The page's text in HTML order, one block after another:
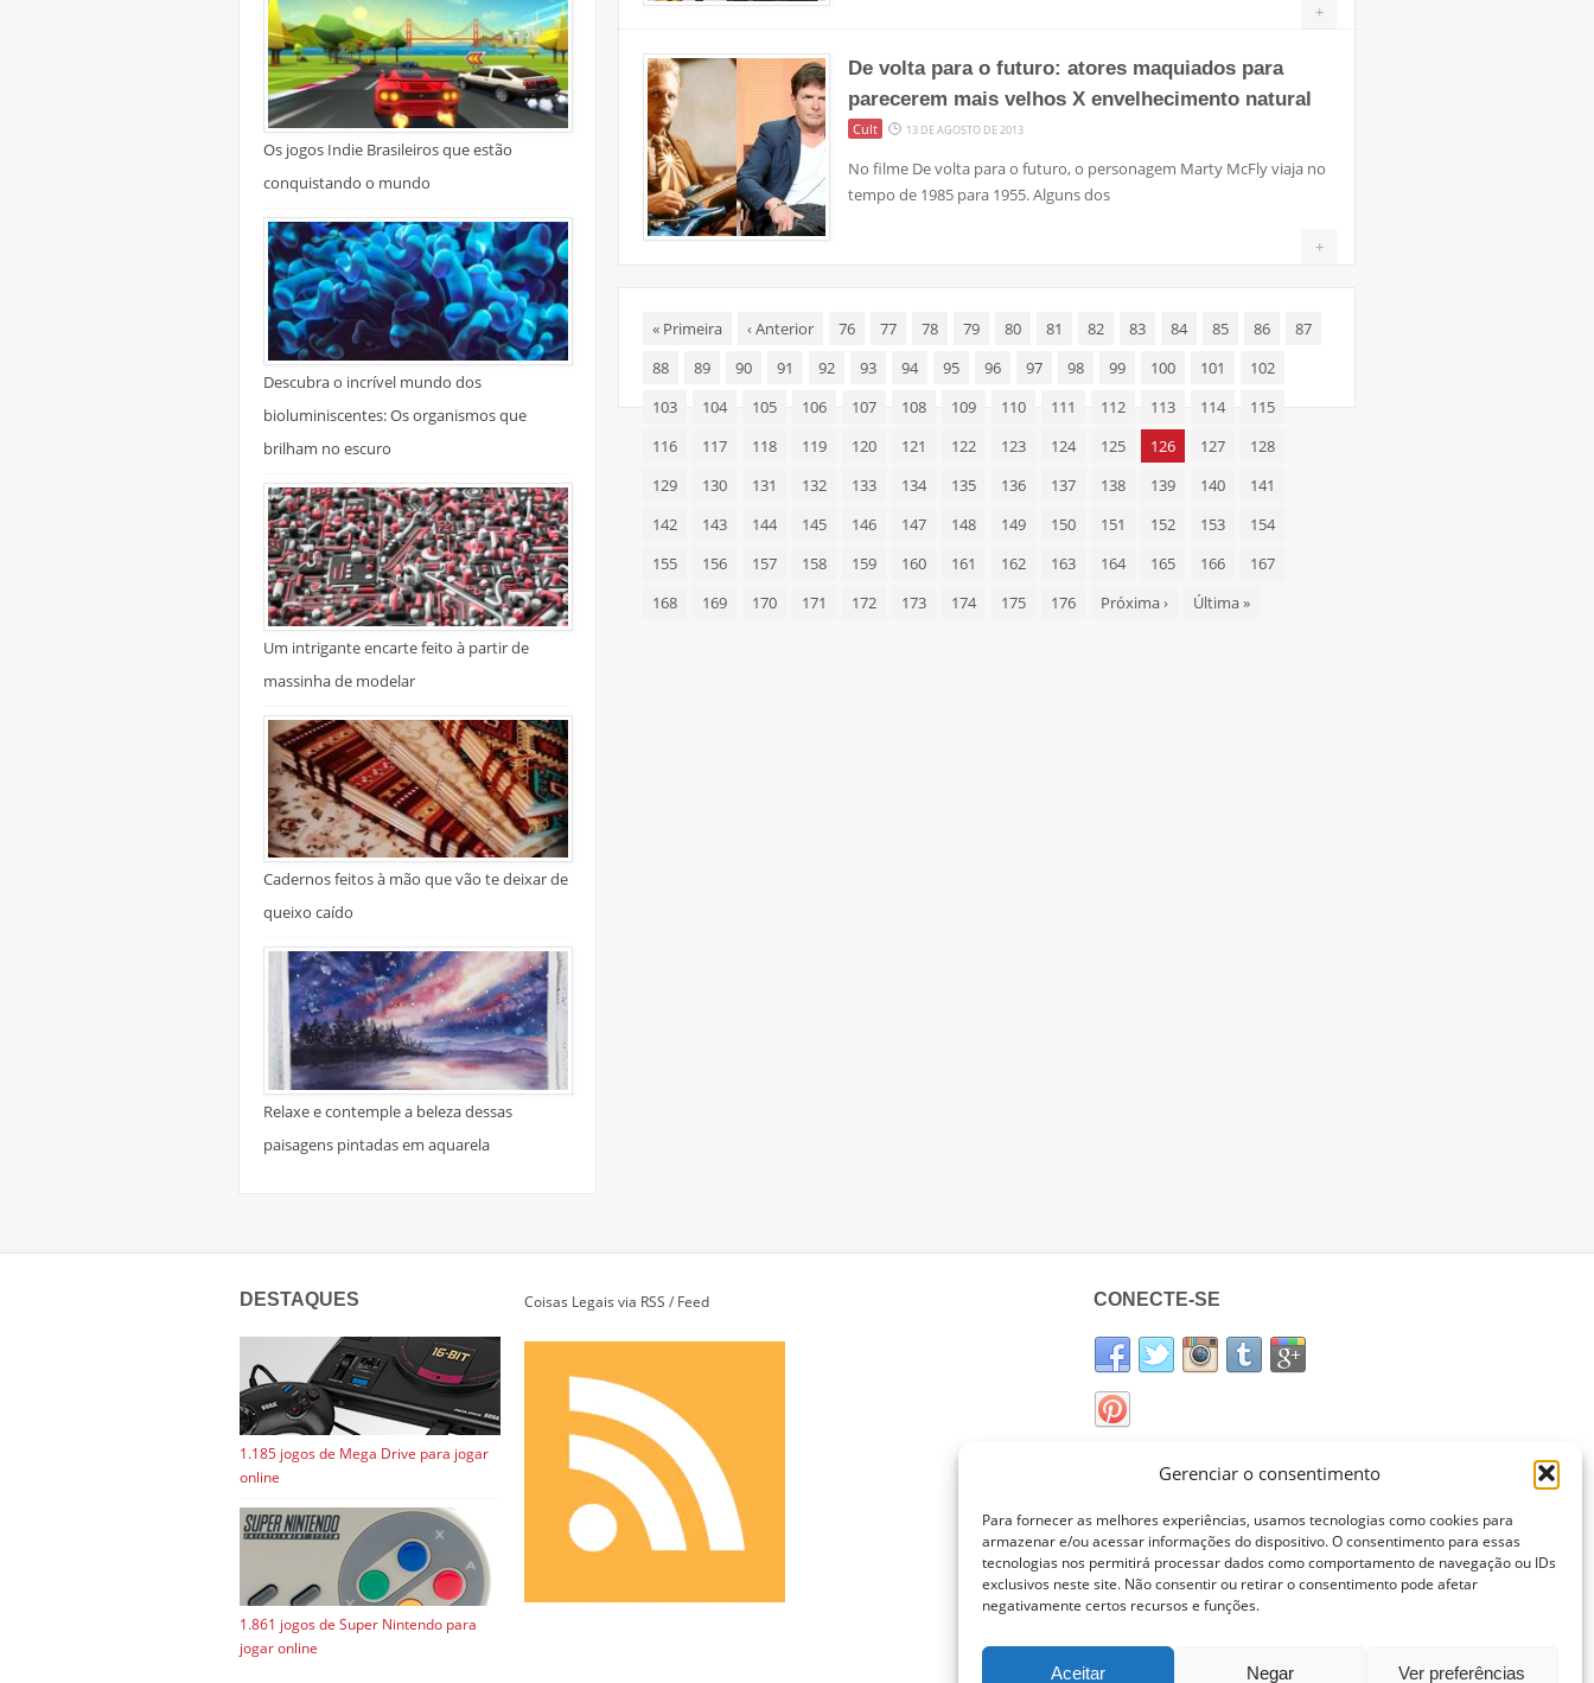
Gerenciar o consentimento
Para fornecer as melhores experiências, usamos tecnologias como cookies para
armazenar e/ou acessar informações do dispositivo. O consentimento para essas
tecnologias nos permitirá processar dados como comportamento de navegação ou IDs
exclusivos neste site. Não consentir ou retirar o consentimento pode afetar
negativamente certos recursos e funções.
Aceitar Negar Ver preferências
Os jogos Indie Brasileiros que estão
conquistando o mundo
Descubra o incrível mundo dos
bioluminiscentes: Os organismos que
brilham no escuro
Um intrigante encarte feito à partir de
massinha de modelar
Cadernos feitos à mão que vão te deixar de
queixo caído
Relaxe e contemple a beleza dessas
paisagens pintadas em aquarela
+
De volta para o futuro: atores maquiados para
parecerem mais velhos X envelhecimento natural
Cult 13 DE AGOSTO DE 2013
No filme De volta para o futuro, o personagem Marty McFly viaja no
tempo de 1985 para 1955. Alguns dos
+
« Primeira ‹Anterior 76 77 78 79 80 81 82 83 84 85 86
87
88
89 90 91 92 93 94 95 96 97 98 99 100 101
102
103
104 105 106 107 108 109 110 111 112 113 114
115
116
117 118 119 120 121 122 123 124 125 126 127
128
129
130 131 132 133 134 135 136 137 138 139 140
141
142
143 144 145 146 147 148 149 150 151 152 153
154
155
156 157 158 159 160 161 162 163 164 165 166
167
168
169 170 171 172 173 174 175 176 Próxima› Última»
DESTAQUES
1.185 jogos de Mega Drive para jogar
online
1.861 jogos de Super Nintendo para
jogar online
Coisas Legais via RSS / Feed CONECTE-SE